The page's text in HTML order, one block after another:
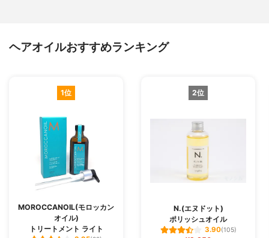
ヘアオイルおすすめランキング
1位
MOROCCANOIL(モロッカン
オイル)
トリートメント ライト
2位
N.(エヌドット)
ポリッシュオイル
3.90(105)